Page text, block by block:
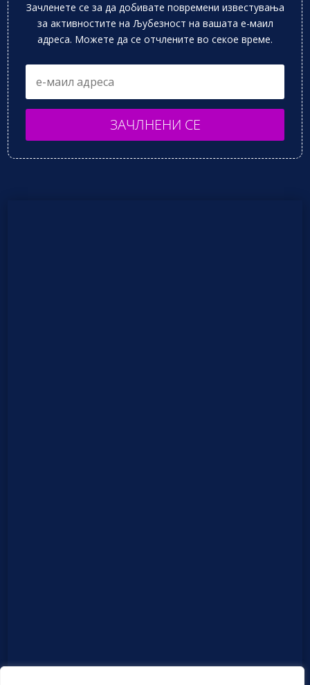
Зачленете се за да добивате повремени известувања
за активностите на Љубезност на вашата е-маил
адреса. Можете да се отчлените во секое време.
ЗАЧЛНЕНИ СЕ